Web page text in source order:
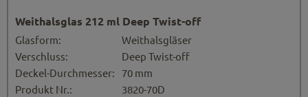
Weithalsglas 212 ml Deep Twist-off
Glasform:
Weithalsgläser
Verschluss:
Deep Twist-off
Deckel-Durchmesser:
70 mm
Produkt Nr.:
3820-70D